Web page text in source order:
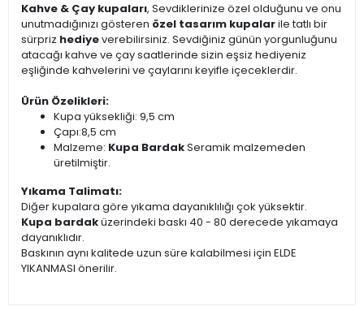
Kahve & Çay kupaları, Sevdiklerinize özel olduğunu ve onu
unutmadığınızı gösteren özel tasarım kupalarile tatlı bir
sürpriz hediyeverebilirsiniz. Sevdiğiniz günün yorgunluğunu
atacağı kahve ve çay saatlerinde sizin eşsiz hediyeniz
eşliğinde kahvelerini ve çaylarını keyifle içeceklerdir.
Ürün Özelikleri:
Kupa yüksekliği: 9,5 cm
Çapı:8,5 cm
Malzeme: Kupa BardakSeramik malzemeden
üretilmiştir.
Yıkama Talimatı:
Diğer kupalara göre yıkama dayanıklılığı çok yüksektir.
Kupa bardaküzerindeki baskı 40 - 80 derecede yıkamaya
dayanıklıdır.
Baskının aynı kalitede uzun süre kalabilmesi için ELDE
YIKANMASI önerilir.